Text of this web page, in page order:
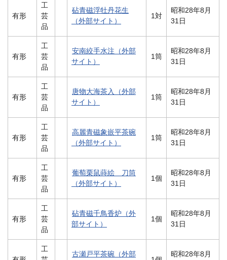
有形
工
芸
品
砧青磁浮牡丹花生
（外部サイト）
1対
昭和28年8月
31日
有形
工
芸
品
安南絞手水注（外部
サイト）
1筒
昭和28年8月
31日
有形
工
芸
品
唐物大海茶入（外部
サイト）
1筒
昭和28年8月
31日
有形
工
芸
品
高麗青磁象嵌平茶碗
（外部サイト）
1筒
昭和28年8月
31日
有形
工
芸
品
葡萄栗鼠蒔絵 刀筒
（外部サイト）
1個
昭和28年8月
31日
有形
工
芸
品
砧青磁千鳥香炉（外
部サイト）
1個
昭和28年8月
31日
工
古瀬戸平茶碗（外部 昭和28年8月